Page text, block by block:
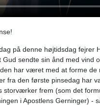
på denne højtidsdag fejrer
Gud sendte sin ånd med vind
har været med at forme de
fra den første pinsedag har
storværker frem (som det
i Apostlens Gerninger) -